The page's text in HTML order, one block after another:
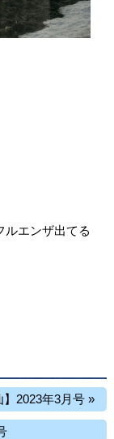
ルエンザ出てる
】2023年3月号 »